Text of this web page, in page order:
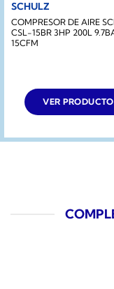
SCHULZ
COMPRESOR DE AIRE
CSL-15BR 3HP 200L
15CFM
VER PRODUCTO